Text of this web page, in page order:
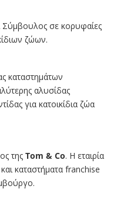
Σύμβουλος σε κορυφαίες
ζώων.
καταστημάτων
αλυσίδας
για κατοικίδια ζώα
της Tom & Co. Η εταιρία
καταστήματα franchise